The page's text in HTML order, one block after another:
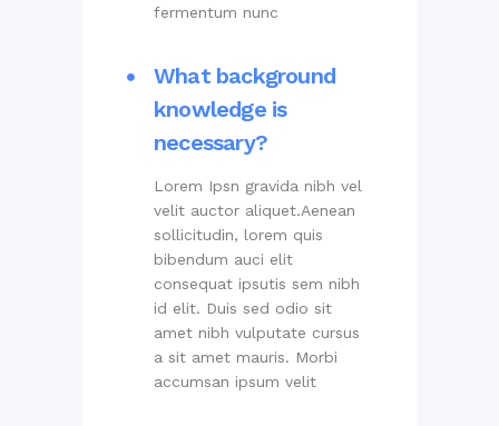
fermentum nunc
What background
knowledge is
necessary?
Lorem Ipsn gravida nibh vel
velit auctor aliquet.Aenean
sollicitudin, lorem quis
bibendum auci elit
consequat ipsutis sem nibh
id elit. Duis sed odio sit
amet nibh vulputate cursus
a sit amet mauris. Morbi
accumsan ipsum velit